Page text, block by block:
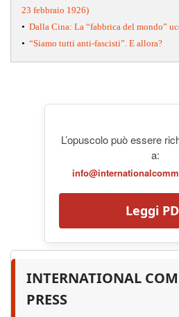
23 febbraio 1926)
• Dalla Cina: La “fabbrica del mondo”
• “Siamo tutti anti-fascisti”. E allora?
L’opuscolo può essere
a:
Leggi
INTERNATIONAL
PRESS